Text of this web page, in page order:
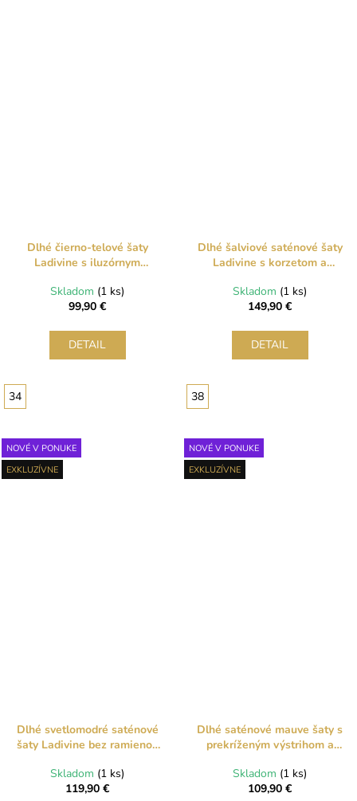
Dlhé čierno-telové šaty
Ladivine s iluzórnym
Skladom (1 ks)
99,90 €
DETAIL
34
Dlhé šalviové saténové šaty
Ladivine s korzetom a
Skladom (1 ks)
149,90 €
DETAIL
38
NOVÉ V PONUKE
EXKLUZÍVNE
Dlhé svetlomodré saténové
šaty Ladivine bez ramienok
Skladom (1 ks)
119,90 €
NOVÉ V PONUKE
EXKLUZÍVNE
Dlhé saténové mauve šaty s
prekríženým výstrihom a
Skladom (1 ks)
109,90 €